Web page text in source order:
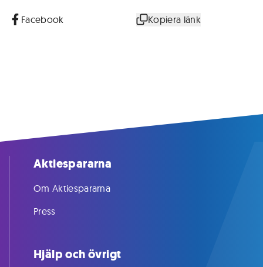
Facebook Kopiera länk
Aktiespararna
Om Aktiespararna
Press
Hjälp och övrigt